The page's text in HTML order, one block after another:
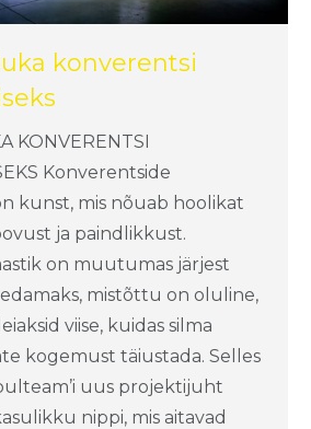
konverentsi
KONVERENTSI
Konverentside
kunst, mis nõuab hoolikat
ja paindlikkust.
on muutumas järjest
mistõttu on oluline,
viise, kuidas silma
kogemust täiustada. Selles
uus projektijuht
nippi, mis aitavad